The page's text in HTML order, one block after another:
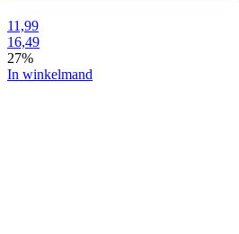
11,99
16,49
27%
In winkelmand